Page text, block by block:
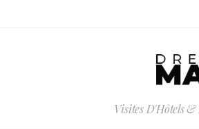
Visites D'Hôtels &